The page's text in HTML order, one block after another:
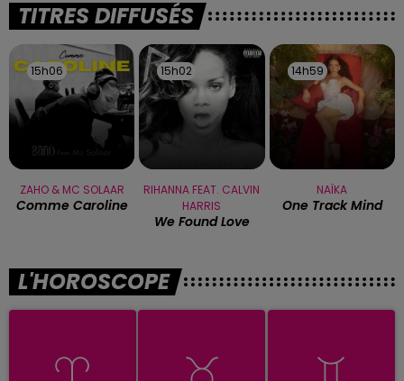
TITRES DIFFUSÉS
15h06
15h06
ZAHO & MC SOLAAR
Comme Caroline
15h02
15h02
RIHANNA FEAT. CALVIN
HARRIS
We Found Love
14h59
14h59
NAÏKA
One Track Mind
L'HOROSCOPE